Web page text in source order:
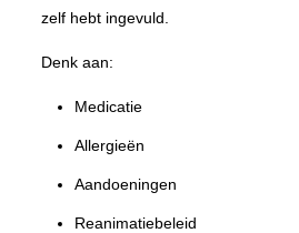
zelf hebt ingevuld.
Denk aan:
Medicatie
Allergieën
Aandoeningen
Reanimatiebeleid